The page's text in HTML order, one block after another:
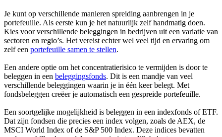
Je kunt op verschillende manieren spreiding aanbrengen in je
portefeuille. Als eerste kun je het natuurlijk zelf handmatig doen.
Kies voor verschillende beleggingen in bedrijven uit een variatie van
sectoren en regio’s. Het vereist echter wel veel tijd en ervaring om
zelf een portefeuille samen te stellen.
Een andere optie om het concentratierisico te vermijden is door te
beleggen in een beleggingsfonds. Dit is een mandje van veel
verschillende beleggingen waarin je in één keer belegt. Met
fondsbeleggen creëer je automatisch een gespreide portefeuille.
Een soortgelijke mogelijkheid is beleggen in een indexfonds of ETF.
Dat zijn fondsen die precies een index volgen, zoals de AEX, de
MSCI World Index of de S&P 500 Index. Deze indices bevatten